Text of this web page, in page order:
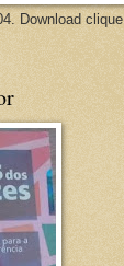
Download clique